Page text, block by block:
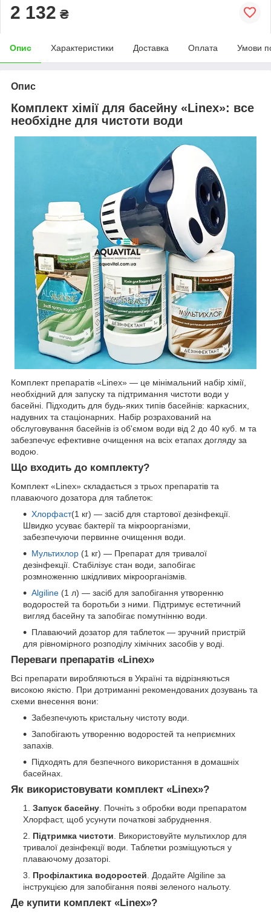
2 132 ₴
Опис Характеристики Доставка Оплата Умови
Опис
Комплект хімії для басейну «Linex»: все
необхідне для чистоти води
Комплект препаратів «Linex» — це мінімальний набір хімії,
необхідний для запуску та підтримання чистоти води у
басейні. Підходить для будь-яких типів басейнів: каркасних,
надувних та стаціонарних. Набір розрахований на
обслуговування басейнів із об'ємом води від 2 до 40 куб. м та
забезпечує ефективне очищення на всіх етапах догляду за
водою.
Що входить до комплекту?
Комплект «Linex» складається з трьох препаратів та
плаваючого дозатора для таблеток:
Хлорфаст(1 кг) — засіб для стартової дезінфекції.
Швидко усуває бактерії та мікроорганізми,
забезпечуючи первинне очищення води.
Мультихлор (1 кг) — Препарат для тривалої
дезінфекції. Стабілізує стан води, запобігає
розмноженню шкідливих мікроорганізмів.
Algiline (1 л) — засіб для запобігання утворенню
водоростей та боротьби з ними. Підтримує естетичний
вигляд басейну та запобігає помутнінню води.
Плаваючий дозатор для таблеток — зручний пристрій
для рівномірного розподілу хімічних засобів у воді.
Переваги препаратів «Linex»
Всі препарати виробляються в Україні та відрізняються
високою якістю. При дотриманні рекомендованих дозувань та
схеми внесення вони:
Забезпечують кристальну чистоту води.
Запобігають утворенню водоростей та неприємних
запахів.
Підходять для безпечного використання в домашніх
басейнах.
Як використовувати комплект «Linex»?
Запуск басейну . Почніть з обробки води препаратом
Хлорфаст, щоб усунути початкові забруднення.
Підтримка чистоти . Використовуйте мультихлор для
тривалої дезінфекції води. Таблетки розміщуються у
плаваючому дозаторі.
Профілактика водоростей . Додайте Algiline за
інструкцією для запобігання появі зеленого нальоту.
Де купити комплект «Linex»?